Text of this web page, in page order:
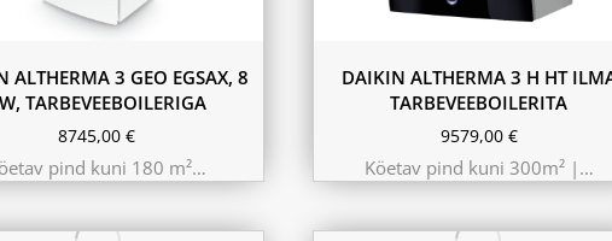
ALTHERMA 3 GEO EGSAX, 8
TARBEVEEBOILERIGA
8745,00€
pind kuni 180 m²…
9.75 kW 220m²
DAIKIN ALTHERMA 3 H HT
TARBEVEEBOILERITA
9579,00 €
Köetav pind kuni 300m² |…